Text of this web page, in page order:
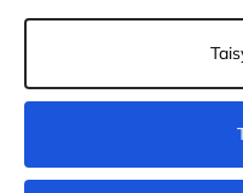
Lojalumo kortelės